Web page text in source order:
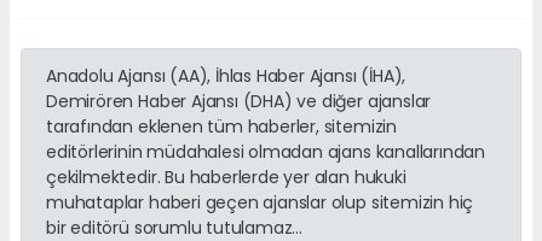
Anadolu Ajansı (AA), İhlas Haber Ajansı (İHA),
Demirören Haber Ajansı (DHA) ve diğer ajanslar
tarafından eklenen tüm haberler, sitemizin
editörlerinin müdahalesi olmadan ajans kanallarından
çekilmektedir. Bu haberlerde yer alan hukuki
muhataplar haberi geçen ajanslar olup sitemizin hiç
bir editörü sorumlu tutulamaz...